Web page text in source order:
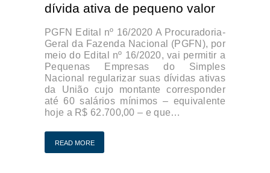
dívida ativa de pequeno valor
PGFN Edital nº 16/2020 A Procuradoria-
Geral da Fazenda Nacional (PGFN), por
meio do Edital nº 16/2020, vai permitir a
Pequenas Empresas do Simples
Nacional regularizar suas dívidas ativas
da União cujo montante corresponder
até 60 salários mínimos – equivalente
hoje a R$ 62.700,00 – e que…
READ MORE